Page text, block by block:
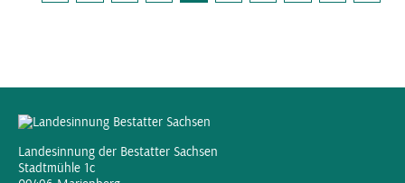
Landesinnung der Bestatter Sachsen
Stadtmühle 1c